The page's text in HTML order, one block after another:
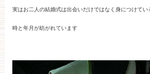
実はお二人の結婚式は出会いだけではなく身につけてい
時と年月が紡がれています